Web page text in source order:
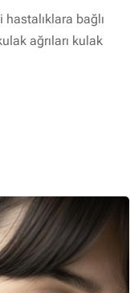
hastalıklara bağlı
ağrıları kulak